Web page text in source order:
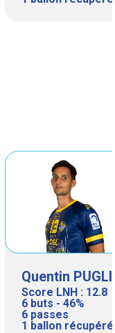
Quentin
Score LNH : 12.8
6 buts - 46%
6 passes
1 ballon récupéré